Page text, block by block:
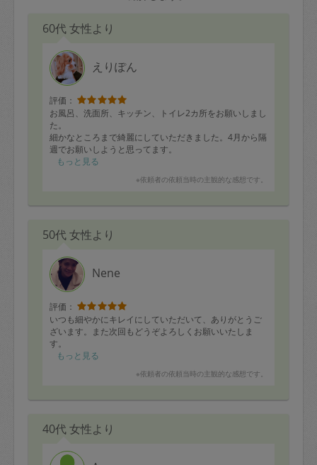
60代 女性より
えりぽん
評価：
お風呂、洗面所、キッチン、トイレ2カ所をお願いしまし
た。
細かなところまで綺麗にしていただきました。4月から隔
週でお願いしようと思ってます。
ありがとうござました。
もっと見る
※依頼者の依頼当時の主観的な感想です。
50代 女性より
Nene
評価：
いつも細やかにキレイにしていただいて、ありがとうご
ざいます。また次回もどうぞよろしくお願いいたしま
す。
もっと見る
※依頼者の依頼当時の主観的な感想です。
40代 女性より